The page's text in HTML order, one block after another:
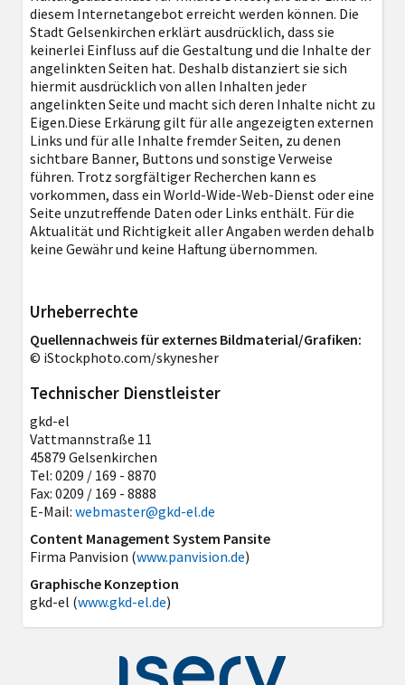
diesem Internetangebot erreicht werden können. Die
Stadt Gelsenkirchen erklärt ausdrücklich, dass sie
keinerlei Einfluss auf die Gestaltung und die Inhalte der
angelinkten Seiten hat. Deshalb distanziert sie sich
hiermit ausdrücklich von allen Inhalten jeder
angelinkten Seite und macht sich deren Inhalte nicht zu
Eigen.Diese Erkärung gilt für alle angezeigten externen
Links und für alle Inhalte fremder Seiten, zu denen
sichtbare Banner, Buttons und sonstige Verweise
führen. Trotz sorgfältiger Recherchen kann es
vorkommen, dass ein World-Wide-Web-Dienst oder eine
Seite unzutreffende Daten oder Links enthält. Für die
Aktualität und Richtigkeit aller Angaben werden dehalb
keine Gewähr und keine Haftung übernommen.
Urheberrechte
Quellennachweis für externes Bildmaterial/Grafiken:
© iStockphoto.com/skynesher
Technischer Dienstleister
gkd-el
Vattmannstraße 11
45879 Gelsenkirchen
Tel: 0209 / 169 - 8870
Fax: 0209 / 169 - 8888
E-Mail: webmaster@gkd-el.de
Content Management System Pansite
Firma Panvision (www.panvision.de)
Graphische Konzeption
gkd-el (www.gkd-el.de)